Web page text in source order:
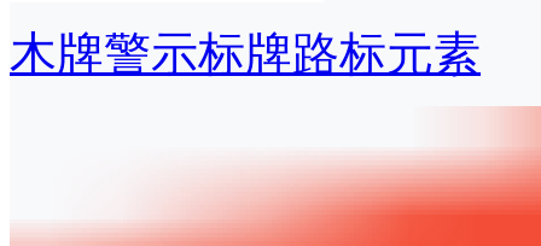
木牌警示标牌路标元素